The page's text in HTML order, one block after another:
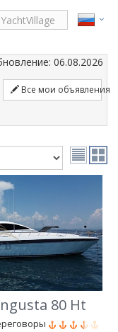
Все мои объявления
06.08.2026
80 Ht